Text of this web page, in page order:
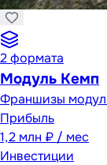
2формата
Модуль Кемп
Франшизы
Прибыль
1,2 млн ₽ / мес
Инвестиции